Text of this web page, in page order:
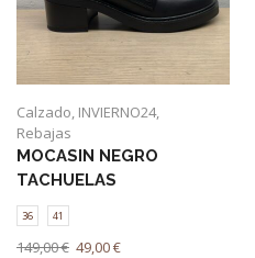
Calzado, INVIERNO24,
Rebajas
MOCASIN NEGRO
TACHUELAS
36 41
149,00€ El
49,00€El